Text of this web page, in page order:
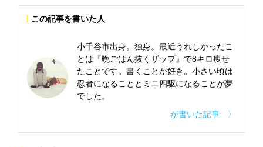
この記事を書いた人
小千谷市出身。独身。最近うれしかったこ
とは『晩ごはん抜くザップ』で8キロ痩せ
たことです。書くことが好き。小さい頃は
忍者になることとミニ四駆になることが夢
でした。
が書いた記事 〉